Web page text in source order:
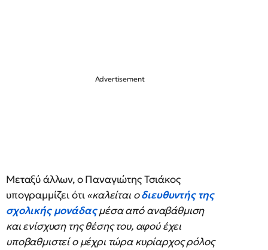
Μεταξύ άλλων, ο Παναγιώτης Τσιάκος
υπογραμμίζει ότι«καλείται οδιευθυντής της
σχολικής μονάδαςμέσα από αναβάθμιση
και ενίσχυση της θέσης του, αφού έχει
υποβαθμιστεί ο μέχρι τώρα κυρίαρχος ρόλος